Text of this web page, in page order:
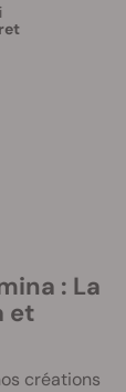
: La
et
créations